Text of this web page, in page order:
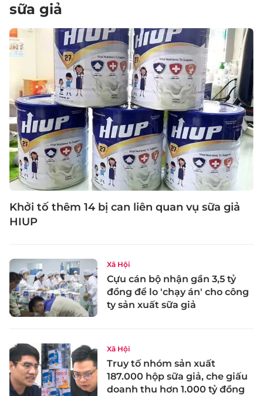
sữa giả
Khởi tố thêm 14 bị can liên quan vụ sữa giả
HIUP
Xã Hội
Cựu cán bộ nhận gần 3,5 tỷ
đồng để lo 'chạy án' cho công
ty sản xuất sữa giả
Xã Hội
Truy tố nhóm sản xuất
187.000 hộp sữa giả, che giấu
doanh thu hơn 1.000 tỷ đồng